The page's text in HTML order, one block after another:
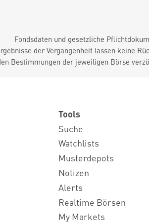
Fondsdaten und gesetzliche
der Vergangenheit lassen keine
Bestimmungen der jeweiligen Börse
Tools
Suche
Watchlists
Musterdepots
Notizen
Alerts
Realtime Börsen
My Markets